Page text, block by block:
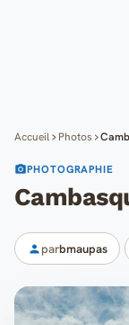
Accueil Photos
PHOTOGRAPHIE
parbmaupas